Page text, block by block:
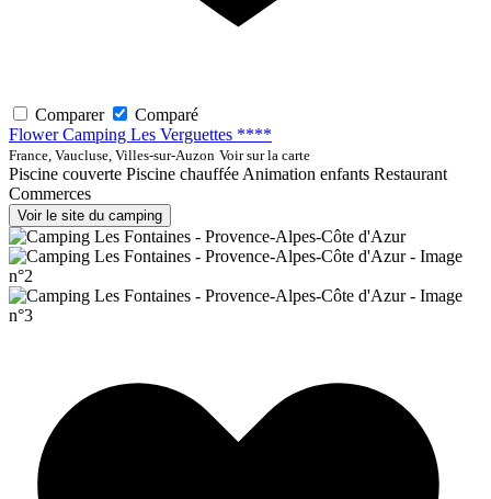
Comparer
Comparé
Flower Camping Les Verguettes ****
France, Vaucluse, Villes-sur-Auzon Voir sur la carte
Piscine couverte Piscine chaufféeAnimation enfants Restaurant
Commerces
Voir le site du camping